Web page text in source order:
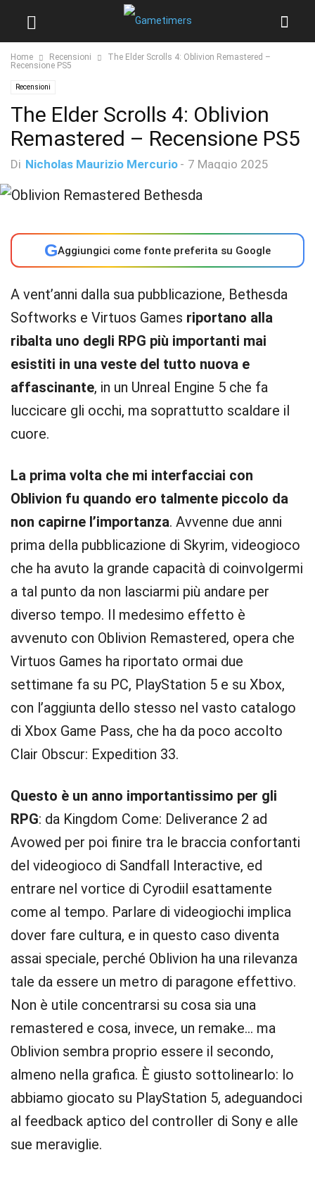
Home Recensioni
The Elder Scrolls 4: Oblivion Remastered –
Recensione PS5
Recensioni
The Elder Scrolls 4: Oblivion
Remastered – Recensione PS5
Di Nicholas Maurizio Mercurio - 7 Maggio 2025
GAggiungici come fonte preferita su Google
A vent’anni dalla sua pubblicazione, Bethesda
Softworks e Virtuos Games riportano alla
ribalta uno degli RPG più importanti mai
esistiti in una veste del tutto nuova e
affascinante, in un Unreal Engine 5 che fa
luccicare gli occhi, ma soprattutto scaldare il
cuore.
La prima volta che mi interfacciai con
Oblivion fu quando ero talmente piccolo da
non capirne l’importanza. Avvenne due anni
prima della pubblicazione di Skyrim, videogioco
che ha avuto la grande capacità di coinvolgermi
a tal punto da non lasciarmi più andare per
diverso tempo. Il medesimo effetto è
avvenuto con Oblivion Remastered, opera che
Virtuos Games ha riportato ormai due
settimane fa su PC, PlayStation 5 e su Xbox,
con l’aggiunta dello stesso nel vasto catalogo
di Xbox Game Pass, che ha da poco accolto
Clair Obscur: Expedition 33.
Questo è un anno importantissimo per gli
RPG: da Kingdom Come: Deliverance 2 ad
Avowed per poi finire tra le braccia confortanti
del videogioco di Sandfall Interactive, ed
entrare nel vortice di Cyrodiil esattamente
come al tempo. Parlare di videogiochi implica
dover fare cultura, e in questo caso diventa
assai speciale, perché Oblivion ha una rilevanza
tale da essere un metro di paragone effettivo.
Non è utile concentrarsi su cosa sia una
remastered e cosa, invece, un remake… ma
Oblivion sembra proprio essere il secondo,
almeno nella grafica. È giusto sottolinearlo: lo
abbiamo giocato su PlayStation 5, adeguandoci
al feedback aptico del controller di Sony e alle
sue meraviglie.